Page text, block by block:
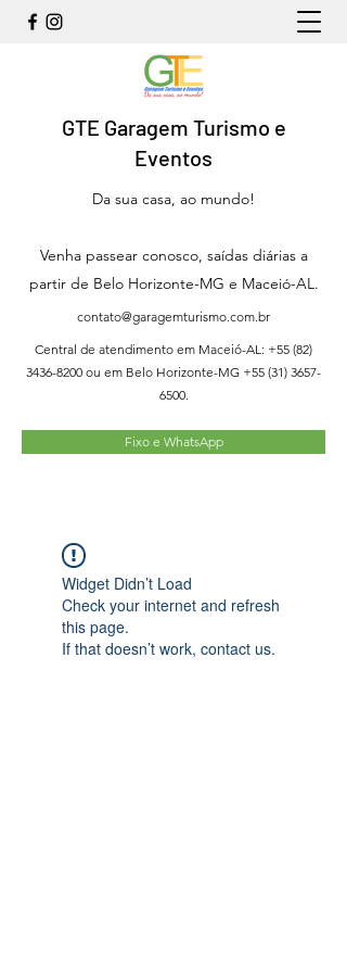
GTE Garagem Turismo e
Eventos
Da sua casa, ao mundo!
Venha passear conosco, saídas diárias a
partir de Belo Horizonte-MG e Maceió-AL.
contato@garagemturismo.com.br
Central de atendimento em Maceió-AL: +55 (82)
3436-8200 ou em Belo Horizonte-MG +55 (31) 3657-
6500.
Fixo e WhatsApp
Widget Didn’t Load
Check your internet and refresh
this page.
If that doesn’t work, contact us.